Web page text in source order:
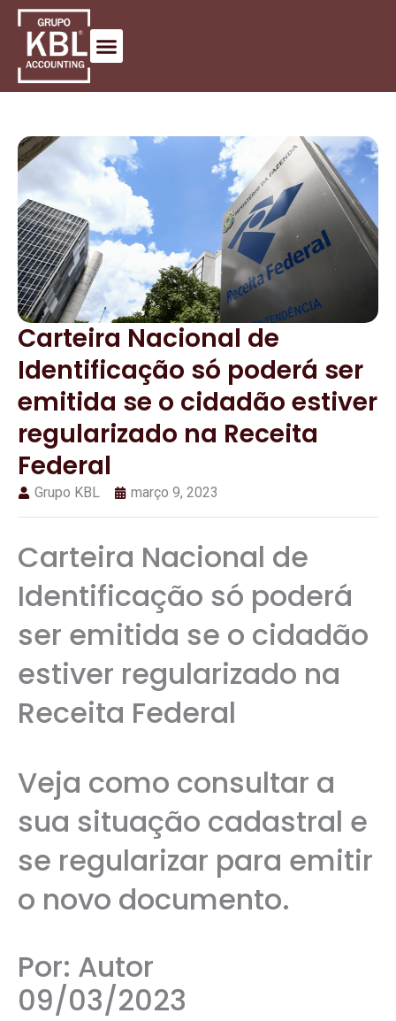
Carteira Nacional de
Identificação só poderá ser
emitida se o cidadão estiver
regularizado na Receita
Federal
Grupo KBL março 9, 2023
Carteira Nacional de
Identificação só poderá
ser emitida se o cidadão
estiver regularizado na
Receita Federal
Veja como consultar a
sua situação cadastral e
se regularizar para emitir
o novo documento.
Por: Autor
09/03/2023